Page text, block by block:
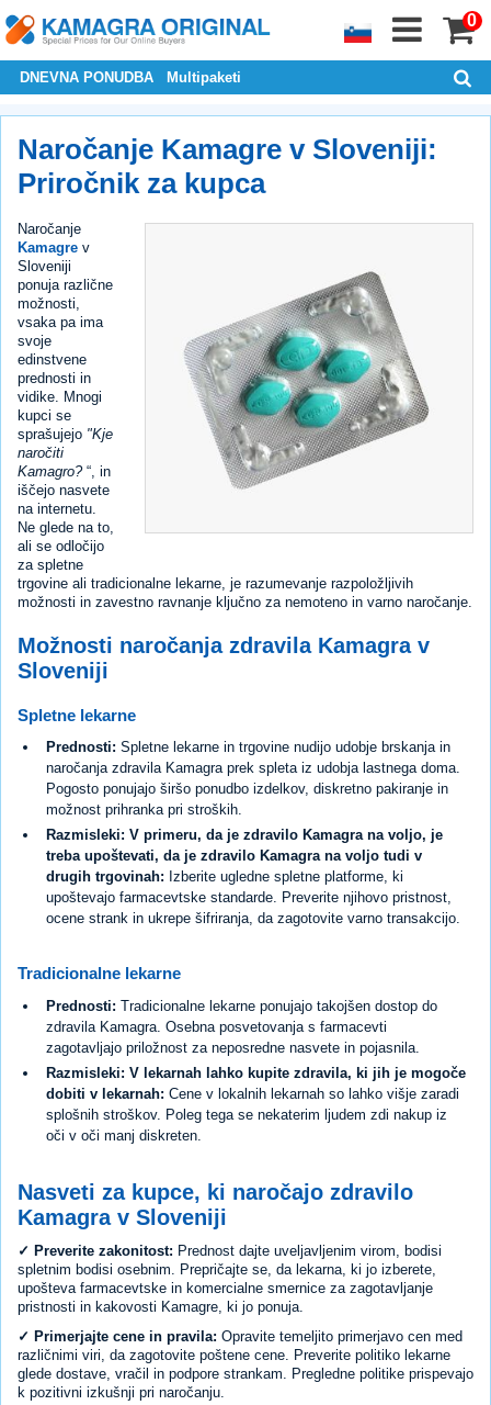
0
DNEVNA PONUDBA Multipaketi
Naročanje Kamagre v Sloveniji:
Priročnik za kupca
Naročanje
Kamagre v
Sloveniji
ponuja različne
možnosti,
vsaka pa ima
svoje
edinstvene
prednosti in
vidike. Mnogi
kupci se
sprašujejo "Kje
naročiti
Kamagro?“, in
iščejo nasvete
na internetu.
Ne glede na to,
ali se odločijo
za spletne
trgovine ali tradicionalne lekarne, je razumevanje razpoložljivih
možnosti in zavestno ravnanje ključno za nemoteno in varno naročanje.
Možnosti naročanja zdravila Kamagra v
Sloveniji
Spletne lekarne
Prednosti: Spletne lekarne in trgovine nudijo udobje brskanja in
naročanja zdravila Kamagra prek spleta iz udobja lastnega doma.
Pogosto ponujajo širšo ponudbo izdelkov, diskretno pakiranje in
možnost prihranka pri stroških.
Razmisleki: V primeru, da je zdravilo Kamagra na voljo, je
treba upoštevati, da je zdravilo Kamagra na voljo tudi v
drugih trgovinah: Izberite ugledne spletne platforme, ki
upoštevajo farmacevtske standarde. Preverite njihovo pristnost,
ocene strank in ukrepe šifriranja, da zagotovite varno transakcijo.
Tradicionalne lekarne
Prednosti: Tradicionalne lekarne ponujajo takojšen dostop do
zdravila Kamagra. Osebna posvetovanja s farmacevti
zagotavljajo priložnost za neposredne nasvete in pojasnila.
Razmisleki: V lekarnah lahko kupite zdravila, ki jih je mogoče
dobiti v lekarnah: Cene v lokalnih lekarnah so lahko višje zaradi
splošnih stroškov. Poleg tega se nekaterim ljudem zdi nakup iz
oči v oči manj diskreten.
Nasveti za kupce, ki naročajo zdravilo
Kamagra v Sloveniji
✓ Preverite zakonitost: Prednost dajte uveljavljenim virom, bodisi
spletnim bodisi osebnim. Prepričajte se, da lekarna, ki jo izberete,
upošteva farmacevtske in komercialne smernice za zagotavljanje
pristnosti in kakovosti Kamagre, ki jo ponuja.
✓ Primerjajte cene in pravila: Opravite temeljito primerjavo cen med
različnimi viri, da zagotovite poštene cene. Preverite politiko lekarne
glede dostave, vračil in podpore strankam. Pregledne politike prispevajo
k pozitivni izkušnji pri naročanju.